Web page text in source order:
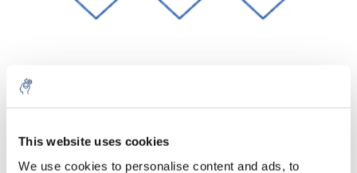
This website uses cookies
We use cookies to personalise content and ads, to
Excl. btw